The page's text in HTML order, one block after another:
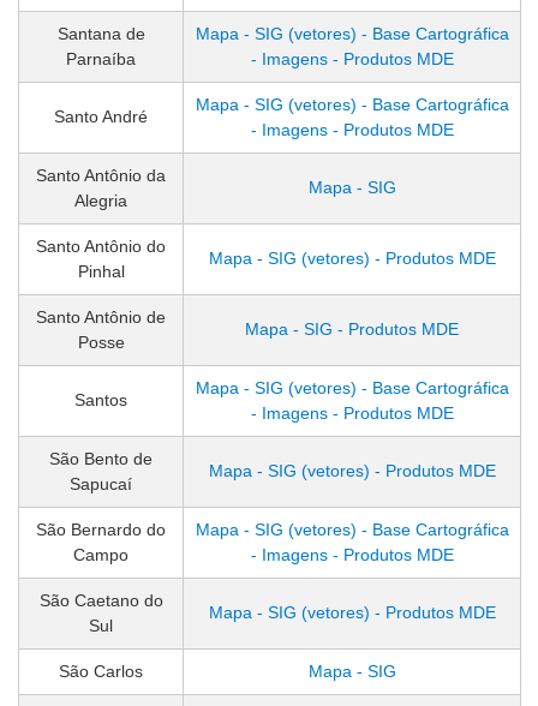
Santana de
Parnaíba
Mapa - SIG (vetores) - Base Cartográfica
- Imagens - Produtos MDE
Santo André
Mapa - SIG (vetores) - Base Cartográfica
- Imagens - Produtos MDE
Santo Antônio da
Alegria
Mapa - SIG
Santo Antônio do
Pinhal
Mapa - SIG (vetores) - Produtos MDE
Santo Antônio de
Posse
Mapa - SIG - Produtos MDE
Santos
Mapa - SIG (vetores) - Base Cartográfica
- Imagens - Produtos MDE
São Bento de
Sapucaí
Mapa - SIG (vetores) - Produtos MDE
São Bernardo do
Campo
Mapa - SIG (vetores) - Base Cartográfica
- Imagens - Produtos MDE
São Caetano do
Sul
Mapa - SIG (vetores) - Produtos MDE
São Carlos Mapa - SIG